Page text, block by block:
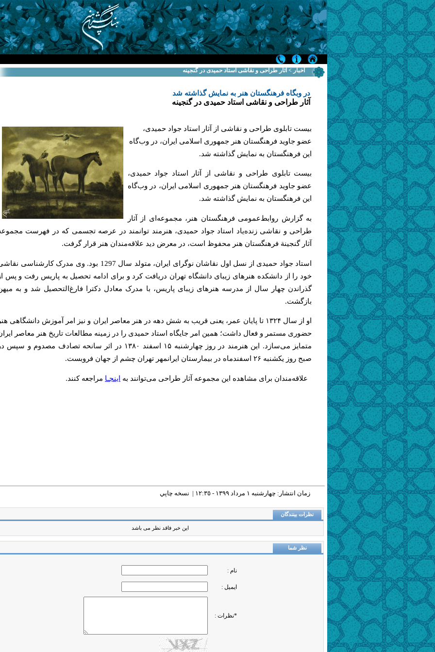
اخبار > آثار طراحی و نقاشی استاد حمیدی در گنجینه
در وبگاه فرهنگستان هنر به نمایش گذاشته شد
آثار طراحی و نقاشی استاد حمیدی در گنجینه
بیست تابلوی طراحی و نقاشی از آثار استاد جواد حمیدی،
عضو جاوید فرهنگستان هنر جمهوری اسلامی ایران، در وب‌گاه
این فرهنگستان به نمایش گذاشته شد.
بیست تابلوی طراحی و نقاشی از آثار استاد جواد حمیدی،
عضو جاوید فرهنگستان هنر جمهوری اسلامی ایران، در وب‌گاه
این فرهنگستان به نمایش گذاشته شد.
به گزارش روابط‌عمومی فرهنگستان هنر، مجموعه‌ای از آثار
طراحی و نقاشی زنده‌یاد استاد جواد حمیدی، هنرمند توانمند در عرصه تجسمی که در فهرست
آثار گنجینة فرهنگستان هنر محفوظ است، در معرض دید علاقه‌مندان هنر قرار گرفت.
استاد جواد حمیدی از نسل اول نقاشان نوگرای ایران، متولد سال 1297‌ بود. وی مدرک کارشناسی
خود را از دانشکده هنرهای زیبای دانشگاه تهران دریافت کرد و برای ادامه تحصیل به پاریس رفت و پس
گذراندن چهار سال از مدرسه هنرهای زیبای پاریس، با مدرک معادل دکترا فارغ‌التحصیل شد و به
بازگشت.
او از سال ۱۳۲۴ تا پایان عمر، یعنی قریب به شش دهه در هنر معاصر ایران و نیز امر آموزش دانشگاهی
حضوری مستمر و فعال داشت؛ همین امر جایگاه استاد حمیدی را در زمینه مطالعات تاریخ هنر معاصر
متمایز می‌سازد. این هنرمند در روز چهارشنبه ۱۵ اسفند ۱۳۸۰ در اثر سانحه تصادف مصدوم و سپس
صبح روز یکشنبه ۲۶ اسفندماه در بیمارستان ایرانمهر تهران چشم از جهان فروبست.
علاقه‌مندان برای مشاهده این مجموعه آثار طراحی می‌توانند به اینجـا مراجعه کنند.
زمان انتشار: چهارشنبه ١ مرداد ١٣٩٩ - ١٢:٣٥ | نسخه چاپي
نظرات بینندگان
این خبر فاقد نظر می باشد
نظر شما
نام :
ایمیل :
*نظرات :